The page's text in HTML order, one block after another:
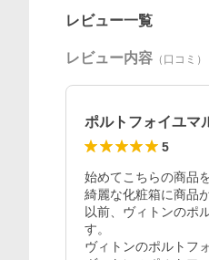
レビュー一覧
レビュー内容 （口コミ）
ポルトフォイユマ
5
始めてこちらの商品
綺麗な化粧箱に商品
以前、ヴィトンのポ
す。
ヴィトンのポルトフ